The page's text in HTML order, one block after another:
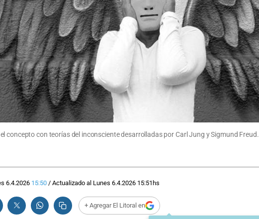
concepto con teorías del inconsciente desarrolladas por Carl Jung y Sigmund
6.4.2026 15:50/ Actualizado al Lunes 6.4.2026 15:51hs
+ Agregar El Litoral en